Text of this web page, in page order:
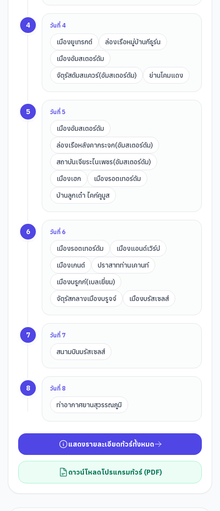
4 วันที่ 4
เมืองยูเทรกต์
ล่องเรือหมู่บ้านกีธูร์น
เมืองอัมสเตอร์ดัม
จัตุรัสดัมสแควร์(อัมสเตอร์ดัม)
ย่านโคมแดง
5 วันที่5
เมืองอัมสเตอร์ดัม
ล่องเรือหลังคากระจก(อัมสเตอร์ดัม)
สถาบันเจียระไนเพชร(อัมสเตอร์ดัม)
เมืองเฮก
เมืองรอตเทอร์ดัม
บ้านลูกเต๋า ไคก์คูมูส
6 วันที่ 6
เมืองรอตเทอร์ดัม
เมืองแอนด์เวิร์ป
เมืองเกนต์
ปราสาทท่านเคานท์
เมืองบรูกก์(เบลเยี่ยม)
จัตุรัสกลางเมืองบรูจจ์
เมืองบรัสเซลส์
7 วันที่ 7
สนามบินบรัสเซลส์
8 วันที่ 8
ท่าอากาศยานสุวรรณภูมิ
แสดงรายละเอียดทัวร์ทั้งหมด
ดาวน์โหลดโปรแกรมทัวร์ (PDF)